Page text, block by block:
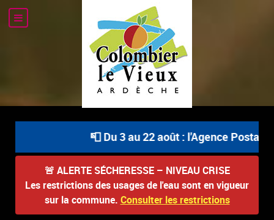
📮 Du 3 au 22 août : l'Agence Postale
🚨 ALERTE SÉCHERESSE – NIVEAU CRISE
Les restrictions des usages de l'eau sont en vigueur
sur la commune. Consulter les restrictions